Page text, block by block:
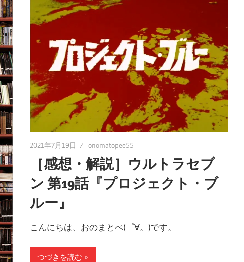
2021年7月19日 onomatopee55
［感想・解説］ウルトラセブ
ン 第19話『プロジェクト・ブ
ルー』
こんにちは、おのまとぺ(゜∀。)です。
つづきを読む